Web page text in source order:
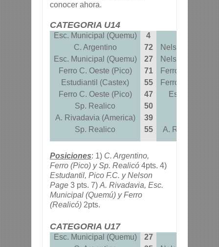
conocer ahora.
CATEGORIA U14
Esc. Municipal (Quemu) 4
C.
C. Argentino
72
Nelson T. Page
Esc. Municipal (Quemu)
27
Nelson T. Page
Ferro C. Oeste (Pico)
71
Ferro C. Oeste
Estudiantil (Castex)
55
Ferro C. Oeste
Ferro C. Oeste (Pico)
47
Estudiantil
Sp. Realico
50
Pico F.
A. Rivadavia (America)
39
Pico F.
Sp. Realico
55 A. Rivadavia
Posiciones: 1) C. Argentino,
Ferro (Pico) y Sp. Realicó 4pts. 4)
Estudantil, Pico F.C. y Nelson
Page 3 pts. 7) A. Rivadavia, Esc.
Municipal (Quemú) y Ferro
(Realicó) 2pts.
CATEGORIA U17
Esc. Municipal (Quemu) 27
C.